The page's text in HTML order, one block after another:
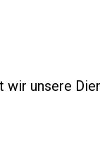
unsere